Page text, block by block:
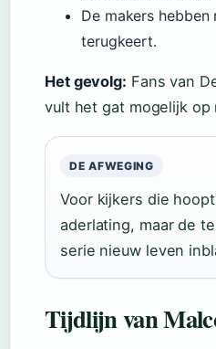
De makers
terugkeert.
Het gevolg: Fans van
vult het gat mogelijk op
DE AFWEGING
Voor kijkers die
aderlating, maar de
serie nieuw leven
Tijdlijn van